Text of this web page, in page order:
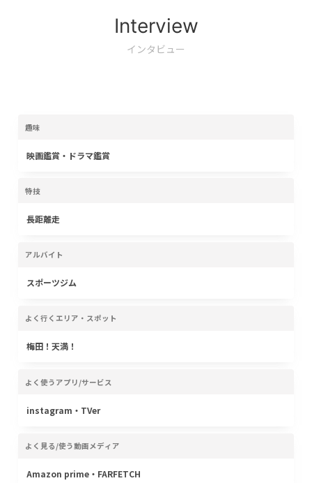
Interview
インタビュー
趣味
映画鑑賞・ドラマ鑑賞
特技
長距離走
アルバイト
スポーツジム
よく行くエリア・スポット
梅田！天満！
よく使うアプリ/サービス
instagram・TVer
よく見る/使う動画メディア
Amazon prime・FARFETCH